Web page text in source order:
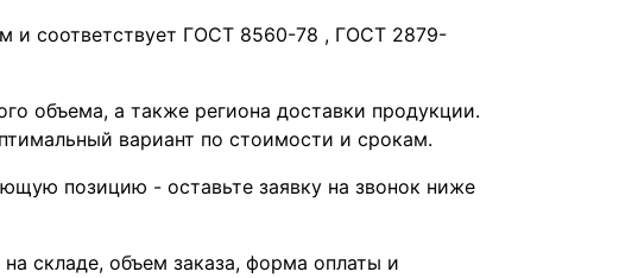
и соответствует ГОСТ 8560-78 , ГОСТ 2879-
объема, а также региона доставки продукции.
вариант по стоимости и срокам.
позицию - оставьте заявку на звонок ниже
складе, объем заказа, форма оплаты и